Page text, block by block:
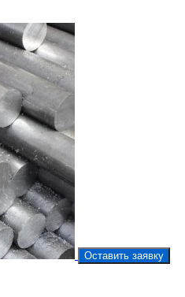
Оставить заявку